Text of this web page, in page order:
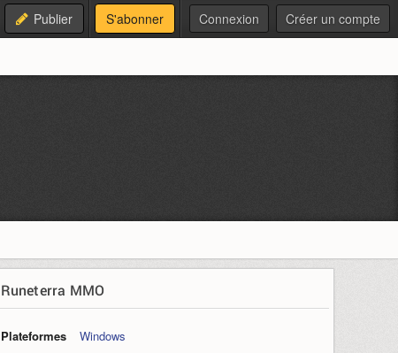
Publier S'abonner Connexion Créer un compte
Runeterra MMO
Plateformes
Windows